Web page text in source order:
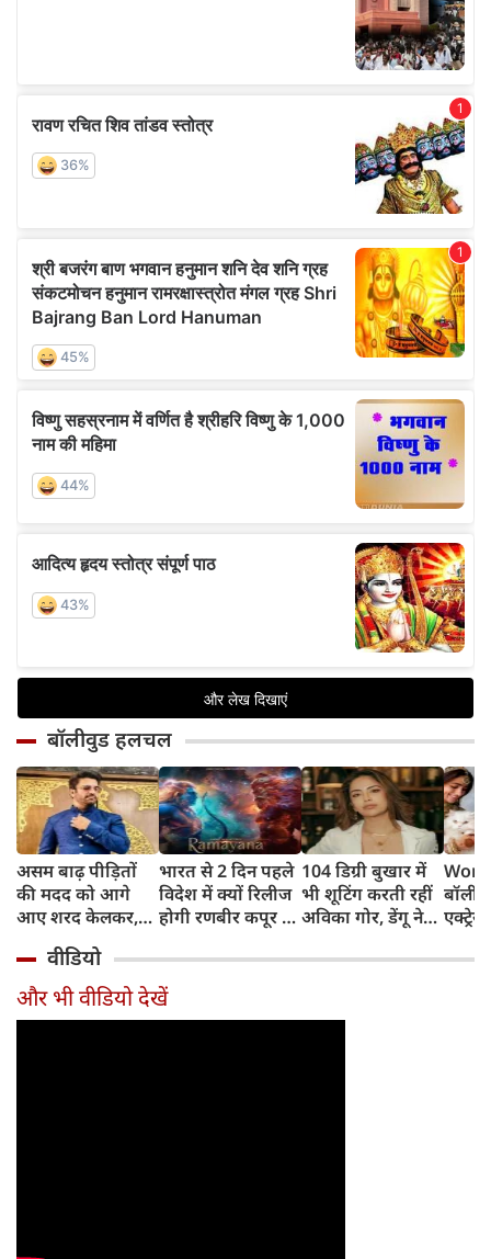
बॉलीवुड हलचल
असम बाढ़ पीड़ितों
की मदद को आगे
आए शरद केलकर,
साथ की भावुक
अपील
भारत से 2 दिन पहले
विदेश में क्यों रिलीज
होगी रणबीर कपूर की
मल्होत्रा ने बताया
रिलीज प्लान
104 डिग्री बुखार में
भी शूटिंग करती रहीं
अविका गोर, डेंगू ने
अस्पताल में भर्ती
प्यार
वीडियो
और भी वीडियो देखें